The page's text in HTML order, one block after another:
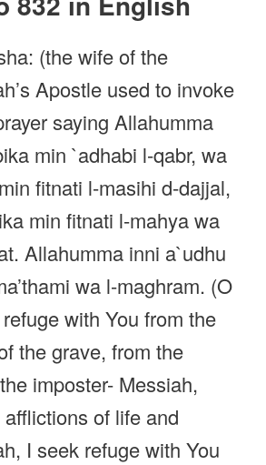
(the wife of the
Apostle used to invoke
saying Allahumma
min `adhabi l-qabr, wa
fitnati l-masihi d-dajjal,
min fitnati l-mahya wa
Allahumma inni a`udhu
wa l-maghram. (O
with You from the
the grave, from the
imposter- Messiah,
of life and
I seek refuge with You